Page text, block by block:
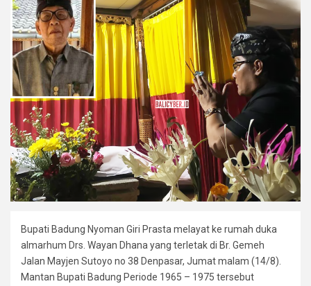
Bupati Badung Nyoman Giri Prasta melayat ke rumah duka
almarhum Drs. Wayan Dhana yang terletak di Br. Gemeh
Jalan Mayjen Sutoyo no 38 Denpasar, Jumat malam (14/8).
Mantan Bupati Badung Periode 1965 – 1975 tersebut